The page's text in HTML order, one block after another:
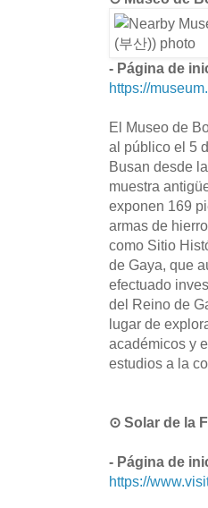
- Página de
https://
El Museo de
al público el 5
Busan desde
muestra
exponen 169
armas de
como Sitio
de Gaya, que
efectuado
del Reino de
lugar de
académicos y
estudios a la
⊙ Solar de la
- Página de
https://